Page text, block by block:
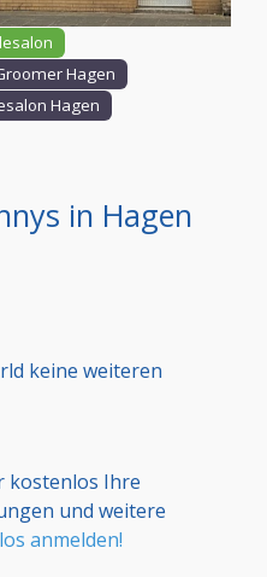
Hagen
Hagen
in Hagen
keine weiteren
kostenlos Ihre
und weitere
anmelden!